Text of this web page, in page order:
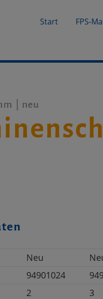
Start FPS-
| neu
Neu
94901024
2 3